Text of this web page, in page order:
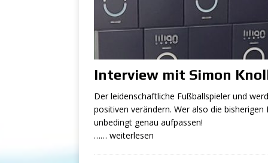
[ 14. März 2024 ]
Fokusverschiebung
[ 11. März 2024 ]
m/w/d
[ 23. Januar 2024 ]
Bäderbetriebe (m/
Interview mit Simon
Der leidenschaftliche Fußballspieler und
positiven verändern. Wer also die
unbedingt genau aufpassen!
…… weiterlesen